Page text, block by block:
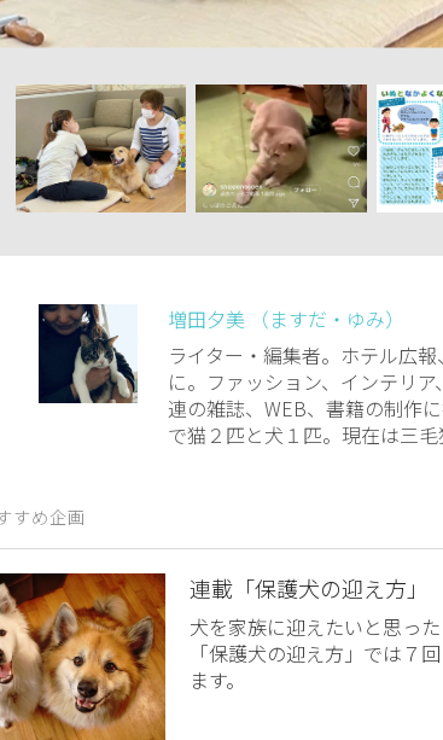
増田夕美 （ますだ・ゆみ）
ライター・編集者。ホテル広
に。ファッション、インテリ
連の雑誌、WEB、書籍の制作
で猫２匹と犬１匹。現在は三毛
すめ企画
連載「保護犬の迎え方」
犬を家族に迎えたいと思っ
「保護犬の迎え方」では７
ます。